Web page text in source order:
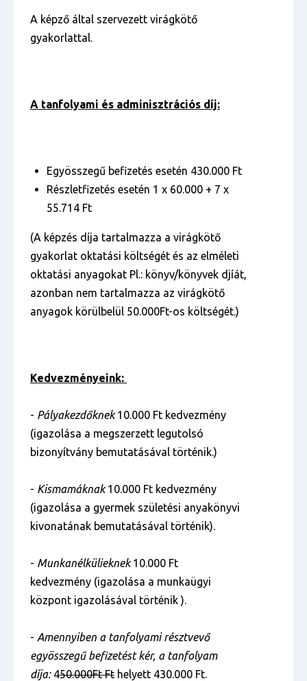
A képző által szervezett virágkötő
gyakorlattal.
A tanfolyami és adminisztrációs díj:
Egyösszegű befizetés esetén 430.000 Ft
Részletfizetés esetén 1 x 60.000 + 7 x
55.714 Ft
(A képzés díja tartalmazza a virágkötő
gyakorlat oktatási költségét és az elméleti
oktatási anyagokat Pl.: könyv/könyvek djíát,
azonban nem tartalmazza az virágkötő
anyagok körülbelül 50.000Ft-os költségét.)
Kedvezményeink:
- Pályakezdőknek10.000 Ft kedvezmény
(igazolása a megszerzett legutolsó
bizonyítvány bemutatásával történik.)
- Kismamáknak10.000 Ft kedvezmény
(igazolása a gyermek születési anyakönyvi
kivonatának bemutatásával történik).
- Munkanélkülieknek10.000 Ft
kedvezmény (igazolása a munkaügyi
központ igazolásával történik ).
- Amennyiben a tanfolyami résztvevő
egyösszegű befizetést kér, a tanfolyam
díja:450.000Ft Ft helyett 430.000 Ft.